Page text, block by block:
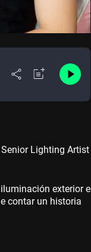
Lighting Artist
exterior e
contar un historia